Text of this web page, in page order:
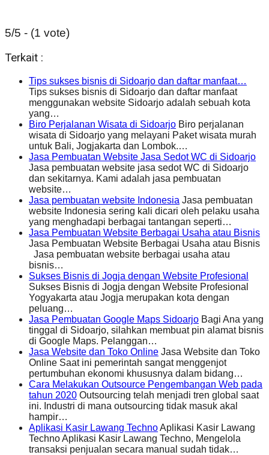
5/5 - (1 vote)
Terkait :
Tips sukses bisnis di Sidoarjo dan daftar manfaat…
Tips sukses bisnis di Sidoarjo dan daftar manfaat
menggunakan website Sidoarjo adalah sebuah kota
yang…
Biro Perjalanan Wisata di Sidoarjo Biro perjalanan
wisata di Sidoarjo yang melayani Paket wisata murah
untuk Bali, Jogjakarta dan Lombok.…
Jasa Pembuatan Website Jasa Sedot WC di Sidoarjo
Jasa pembuatan website jasa sedot WC di Sidoarjo
dan sekitarnya. Kami adalah jasa pembuatan
website…
Jasa pembuatan website Indonesia Jasa pembuatan
website Indonesia sering kali dicari oleh pelaku usaha
yang menghadapi berbagai tantangan seperti…
Jasa Pembuatan Website Berbagai Usaha atau Bisnis
Jasa Pembuatan Website Berbagai Usaha atau Bisnis
Jasa pembuatan website berbagai usaha atau
bisnis…
Sukses Bisnis di Jogja dengan Website Profesional
Sukses Bisnis di Jogja dengan Website Profesional
Yogyakarta atau Jogja merupakan kota dengan
peluang…
Jasa Pembuatan Google Maps Sidoarjo Bagi Ana yang
tinggal di Sidoarjo, silahkan membuat pin alamat bisnis
di Google Maps. Pelanggan…
Jasa Website dan Toko Online Jasa Website dan Toko
Online Saat ini pemerintah sangat menggenjot
pertumbuhan ekonomi khususnya dalam bidang…
Cara Melakukan Outsource Pengembangan Web pada
tahun 2020 Outsourcing telah menjadi tren global saat
ini. Industri di mana outsourcing tidak masuk akal
hampir…
Aplikasi Kasir Lawang TechnoAplikasi Kasir Lawang
Techno Aplikasi Kasir Lawang Techno, Mengelola
transaksi penjualan secara manual sudah tidak…